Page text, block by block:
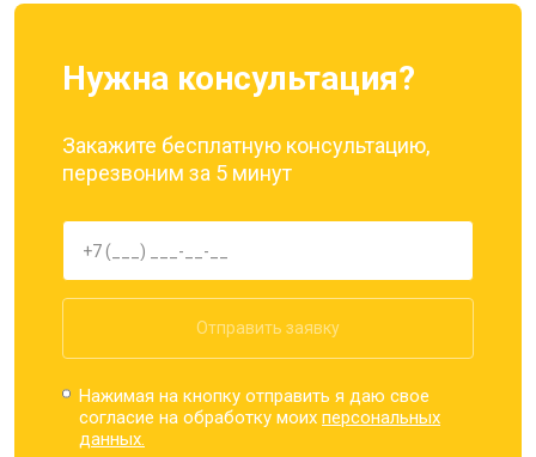
Нужна консультация?
Закажите бесплатную консультацию,
перезвоним за 5 минут
Отправить заявку
Нажимая на кнопку отправить я даю свое
согласие на обработку моихперсональных
данных.